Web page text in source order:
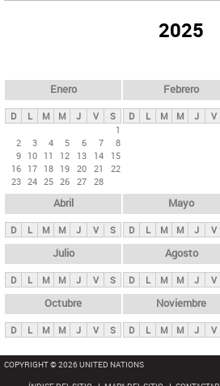
ds
p
n
i
p
a
l
s
2025
Enero
D L M M J V
S
1
2
3 4 5 6 7
8
9 10 11 12 13 14
15
16 17 18 19 20 21
22
23 24 25 26 27 28
Febrero
D L M M J V
Abril
D L M M J V S
Mayo
D L M M J V
Julio
D L M M J V S
Agosto
D L M M J V
Octubre
D L M M J V S
Noviembre
D L M M J V
COPYRIGHT © 2026 UNITED NATIONS